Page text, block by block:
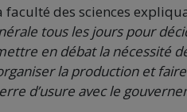
des sciences
tous les jours pour
en débat la nécessité
la production et
d’usure avec le